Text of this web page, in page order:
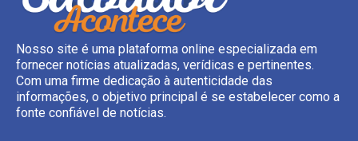
Nosso site é uma plataforma online especializada em
fornecer notícias atualizadas, verídicas e pertinentes.
Com uma firme dedicação à autenticidade das
informações, o objetivo principal é se estabelecer como a
fonte confiável de notícias.